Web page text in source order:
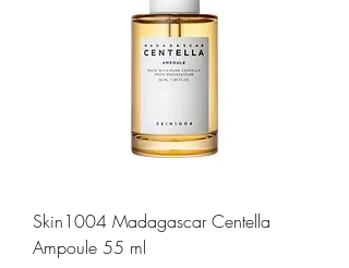
Skin1004 Madagascar Centella
Ampoule 55 ml